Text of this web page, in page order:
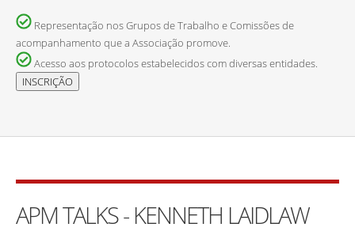
Representação nos Grupos de Trabalho e Comissões de
acompanhamento que a Associação promove.
Acesso aos protocolos estabelecidos com diversas entidades.
APM TALKS - KENNETH LAIDLAW